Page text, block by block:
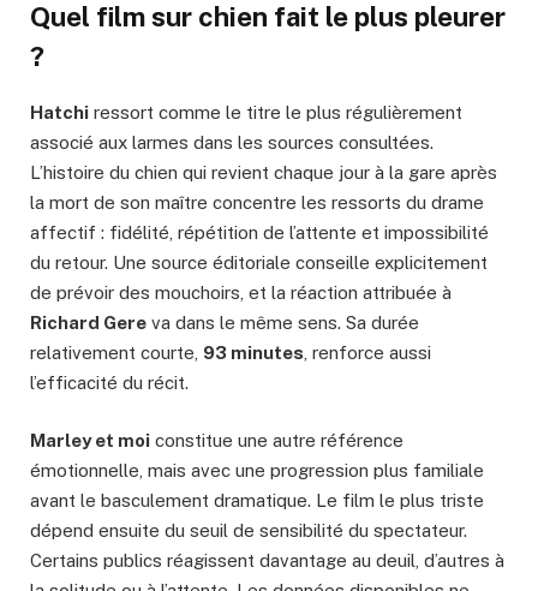
Quel film sur chien fait le plus pleurer
?
Hatchi ressort comme le titre le plus régulièrement
associé aux larmes dans les sources consultées.
L’histoire du chien qui revient chaque jour à la gare après
la mort de son maître concentre les ressorts du drame
affectif : fidélité, répétition de l’attente et impossibilité
du retour. Une source éditoriale conseille explicitement
de prévoir des mouchoirs, et la réaction attribuée à
Richard Gere va dans le même sens. Sa durée
relativement courte, 93 minutes , renforce aussi
l’efficacité du récit.
Marley et moi constitue une autre référence
émotionnelle, mais avec une progression plus familiale
avant le basculement dramatique. Le film le plus triste
dépend ensuite du seuil de sensibilité du spectateur.
Certains publics réagissent davantage au deuil, d’autres à